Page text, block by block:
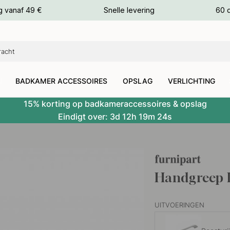
vanaf 49 € Snelle levering 60
BADKAMER ACCESSOIRES OPSLAG VERLICHTING
15% korting op badkameraccessoires & opslag
Eindigt over: 3d 12h 19m 23s
Handgreep
UITVOERINGEN